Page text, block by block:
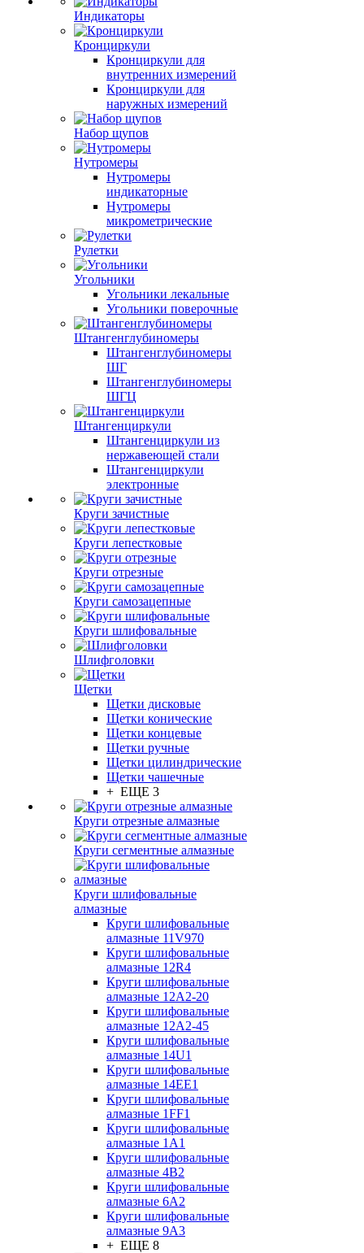
Индикаторы
Кронциркули
Кронциркули для
внутренних измерений
Кронциркули для
наружных измерений
Набор щупов
Нутромеры
Нутромеры
индикаторные
Нутромеры
микрометрические
Рулетки
Угольники
Угольники лекальные
Угольники поверочные
Штангенглубиномеры
Штангенглубиномеры
ШГ
Штангенглубиномеры
ШГЦ
Штангенциркули
Штангенциркули из
нержавеющей стали
Штангенциркули
электронные
Круги зачистные
Круги лепестковые
Круги отрезные
Круги самозацепные
Круги шлифовальные
Шлифголовки
Щетки
Щетки дисковые
Щетки конические
Щетки концевые
Щетки ручные
Щетки цилиндрические
Щетки чашечные
+ ЕЩЕ 3
Круги отрезные алмазные
Круги сегментные алмазные
Круги шлифовальные
алмазные
Круги шлифовальные
алмазные 11V970
Круги шлифовальные
алмазные 12R4
Круги шлифовальные
алмазные 12А2-20
Круги шлифовальные
алмазные 12А2-45
Круги шлифовальные
алмазные 14U1
Круги шлифовальные
алмазные 14ЕЕ1
Круги шлифовальные
алмазные 1FF1
Круги шлифовальные
алмазные 1А1
Круги шлифовальные
алмазные 4В2
Круги шлифовальные
алмазные 6A2
Круги шлифовальные
алмазные 9А3
+ ЕЩЕ 8